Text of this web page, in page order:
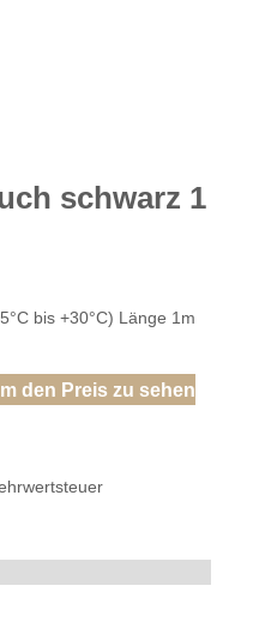
schwarz 1
bis +30°C) Länge 1m
den Preis zu sehen